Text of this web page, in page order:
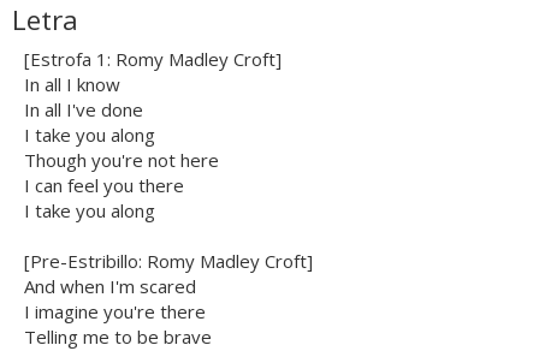
Letra
[Estrofa 1: Romy Madley Croft]
In all I know
In all I've done
I take you along
Though you're not here
I can feel you there
I take you along
[Pre-Estribillo: Romy Madley Croft]
And when I'm scared
I imagine you're there
Telling me to be brave